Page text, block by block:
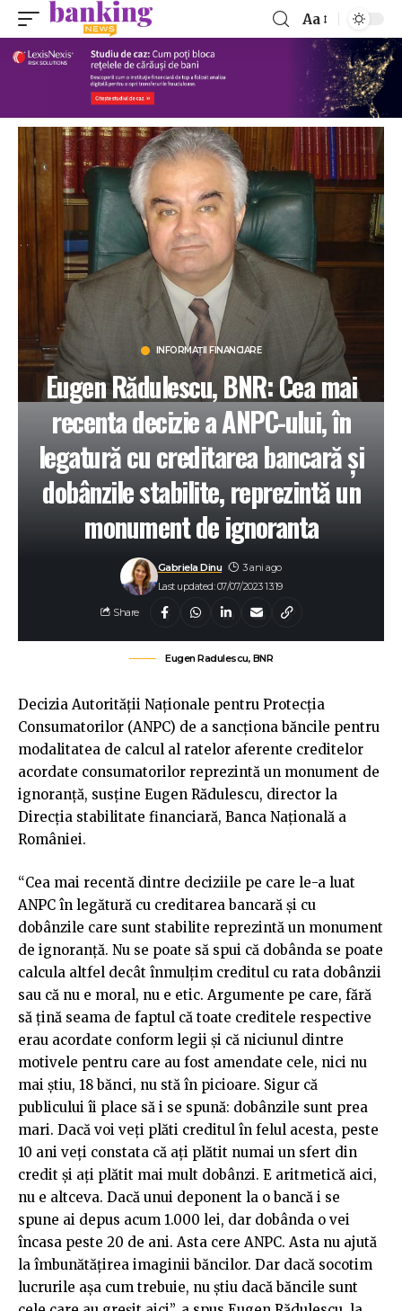
Aa
INFORMAȚII FINANCIARE
Eugen Rădulescu, BNR: Cea mai
recenta decizie a ANPC-ului, în
legatură cu creditarea bancară și
dobânzile stabilite, reprezintă un
monument de ignoranta
Last updated: 07/07/2023 13:19
Gabriela Dinu 3 ani ago
Share
Eugen Radulescu, BNR
Decizia Autorităţii Naţionale pentru Protecţia
Consumatorilor (ANPC) de a sancţiona băncile pentru
modalitatea de calcul al ratelor aferente creditelor
acordate consumatorilor reprezintă un monument de
ignoranţă, susţine Eugen Rădulescu, director la
Direcţia stabilitate financiară, Banca Naţională a
României.
“Cea mai recentă dintre deciziile pe care le-a luat
ANPC în legătură cu creditarea bancară şi cu
dobânzile care sunt stabilite reprezintă un monument
de ignoranţă. Nu se poate să spui că dobânda se poate
calcula altfel decât înmulţim creditul cu rata dobânzii
sau că nu e moral, nu e etic. Argumente pe care, fără
să ţină seama de faptul că toate creditele respective
erau acordate conform legii şi că niciunul dintre
motivele pentru care au fost amendate cele, nici nu
mai ştiu, 18 bănci, nu stă în picioare. Sigur că
publicului îi place să i se spună: dobânzile sunt prea
mari. Dacă voi veţi plăti creditul în felul acesta, peste
10 ani veţi constata că aţi plătit numai un sfert din
credit şi aţi plătit mai mult dobânzi. E aritmetică aici,
nu e altceva. Dacă unui deponent la o bancă i se
spune ai depus acum 1.000 lei, dar dobânda o vei
încasa peste 20 de ani. Asta cere ANPC. Asta nu ajută
la îmbunătăţirea imaginii băncilor. Dar dacă socotim
lucrurile aşa cum trebuie, nu ştiu dacă băncile sunt